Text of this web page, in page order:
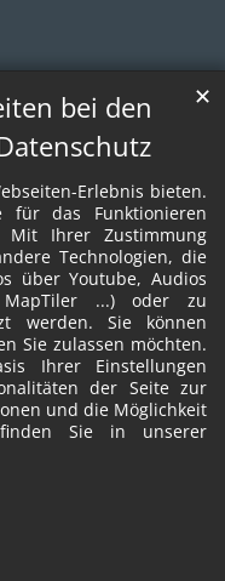
bei den
Erlebnis bieten.
für das Funktionieren
Mit Ihrer Zustimmung
Technologien, die
über Youtube, Audios
...) oder zu
werden. Sie können
Sie zulassen möchten.
Ihrer Einstellungen
der Seite zur
und die Möglichkeit
Sie in unserer
✕